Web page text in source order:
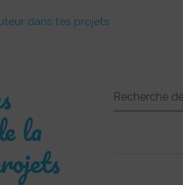
dans tes projets
la
Recherche